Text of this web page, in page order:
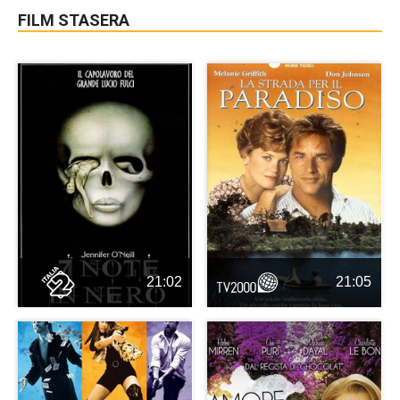
FILM STASERA
21:02 21:05